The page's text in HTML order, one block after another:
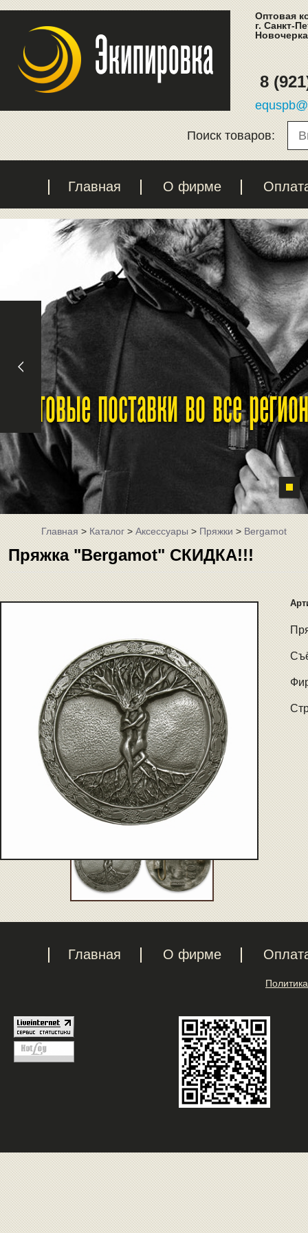
Оптовая
г. Санкт-
8
Поиск товаров:
Главная О фирме
Оптовые поставки во все
Главная>Каталог>Аксессуары>Пряжки>Bergamot
Пряжка "Bergamot" СКИДКА!!!
Главная О фирме